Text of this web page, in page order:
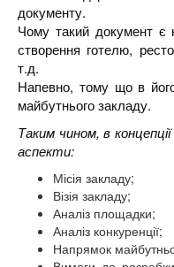
документу.
Чому такий документ є
створення готелю,
т.д.
Напевно, тому що в
майбутнього закладу.
Таким чином, в
аспекти:
Місія закладу;
Візія закладу;
Аналіз площадки;
Аналіз конкуренції;
Напрямок